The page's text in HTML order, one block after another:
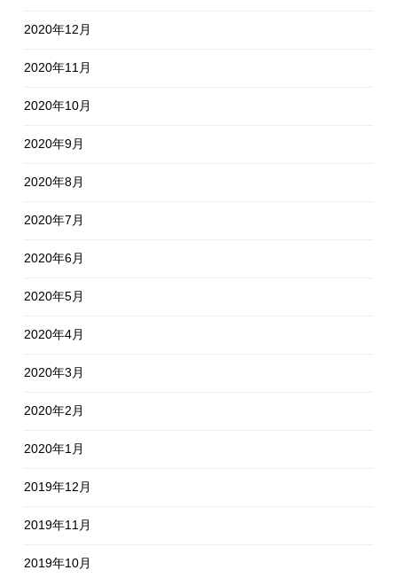
2020年12月
2020年11月
2020年10月
2020年9月
2020年8月
2020年7月
2020年6月
2020年5月
2020年4月
2020年3月
2020年2月
2020年1月
2019年12月
2019年11月
2019年10月